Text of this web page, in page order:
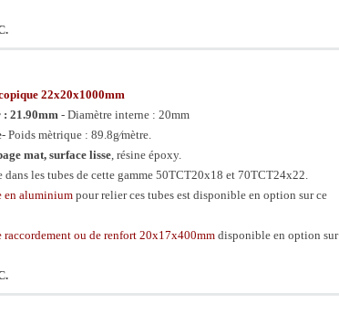
22x20x1000mm
21.90mm- Diamètre interne : 20mm
- Poids mètrique : 89.8g⁄mètre.
mat, surface lisse, résine époxy.
dans les tubes de cette gamme 50TCT20x18 et 70TCT24x22.
en aluminium pour relier ces tubes est disponible en option sur ce
ou de renfort 20x17x400mm disponible en option sur